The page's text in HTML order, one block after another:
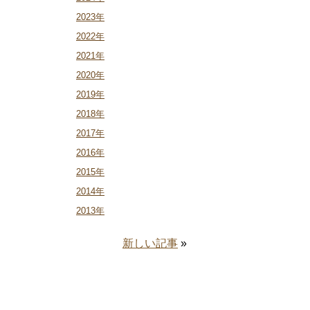
2023年
2022年
2021年
2020年
2019年
2018年
2017年
2016年
2015年
2014年
2013年
新しい記事 »